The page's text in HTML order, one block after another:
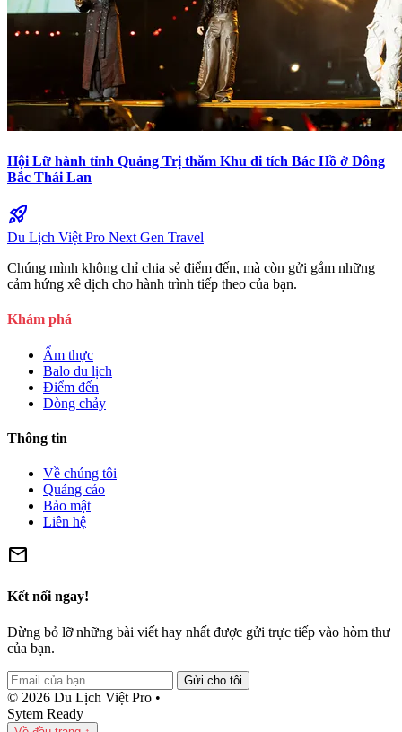
Hội Lữ hành tỉnh Quảng Trị thăm Khu di tích Bác Hồ ở Đông
Bắc Thái Lan
rocket_launch
Du Lịch Việt Pro Next Gen Travel
Chúng mình không chỉ chia sẻ điểm đến, mà còn gửi gắm những
cảm hứng xê dịch cho hành trình tiếp theo của bạn.
Khám phá
Ẩm thực
Balo du lịch
Điểm đến
Dòng chảy
Thông tin
Về chúng tôi
Quảng cáo
Bảo mật
Liên hệ
mail
Kết nối ngay!
Đừng bỏ lỡ những bài viết hay nhất được gửi trực tiếp vào hòm thư
của bạn.
Gửi cho tôi
© 2026 Du Lịch Việt Pro •
Sytem Ready